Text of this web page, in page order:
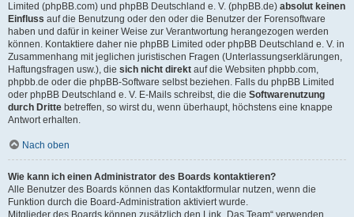
Limited (phpBB.com) und phpBB Deutschland e. V. (phpBB.de) absolut keinen
Einfluss auf die Benutzung oder den oder die Benutzer der Forensoftware
haben und dafür in keiner Weise zur Verantwortung herangezogen werden
können. Kontaktiere daher nie phpBB Limited oder phpBB Deutschland e. V. in
Zusammenhang mit jeglichen juristischen Fragen (Unterlassungserklärungen,
Haftungsfragen usw.), die sich nicht direkt auf die Websiten phpbb.com,
phpbb.de oder die phpBB-Software selbst beziehen. Falls du phpBB Limited
oder phpBB Deutschland e. V. E-Mails schreibst, die die Softwarenutzung
durch Dritte betreffen, so wirst du, wenn überhaupt, höchstens eine knappe
Antwort erhalten.
Nach oben
Wie kann ich einen Administrator des Boards kontaktieren?
Alle Benutzer des Boards können das Kontaktformular nutzen, wenn die
Funktion durch die Board-Administration aktiviert wurde.
Mitglieder des Boards können zusätzlich den Link „Das Team“ verwenden.